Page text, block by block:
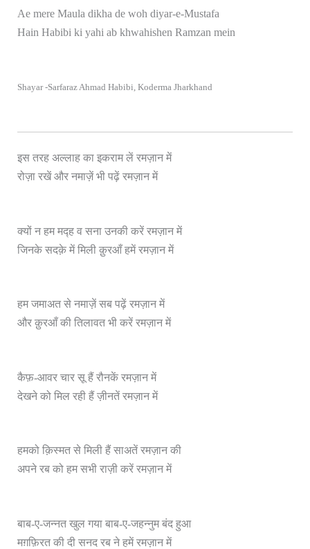
Ae mere Maula dikha de woh diyar-e-Mustafa
Hain Habibi ki yahi ab khwahishen Ramzan mein
Shayar -Sarfaraz Ahmad Habibi, Koderma Jharkhand
इस तरह अल्लाह का इकराम लें रमज़ान में
रोज़ा रखें और नमाज़ें भी पढ़ें रमज़ान में
क्यों न हम मद्ह व सना उनकी करें रमज़ान में
जिनके सदक़े में मिली क़ुरआँ हमें रमज़ान में
हम जमाअत से नमाज़ें सब पढ़ें रमज़ान में
और क़ुरआँ की तिलावत भी करें रमज़ान में
कैफ़-आवर चार सू हैं रौनकें रमज़ान में
देखने को मिल रही हैं ज़ीनतें रमज़ान में
हमको क़िस्मत से मिली हैं साअतें रमज़ान की
अपने रब को हम सभी राज़ी करें रमज़ान में
बाब-ए-जन्नत खुल गया बाब-ए-जहन्नुम बंद हुआ
मग़फ़िरत की दी सनद रब ने हमें रमज़ान में